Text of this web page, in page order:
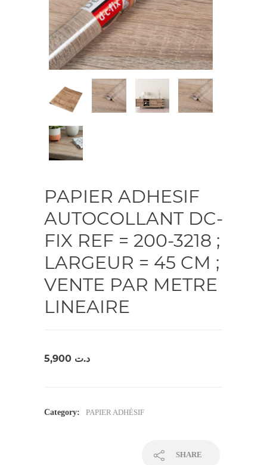
PAPIER ADHESIF
AUTOCOLLANT DC-
FIX REF = 200-3218 ;
LARGEUR = 45 CM ;
VENTE PAR METRE
LINEAIRE
د.ت
Category: PAPIER ADHÉSIF
SHARE